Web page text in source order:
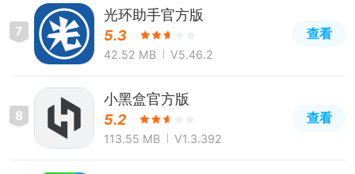
7
光环助手官方版
5.3
42.52 MB V5.46.2
查看
8
小黑盒官方版
5.2
113.55 MB V1.3.392
查看